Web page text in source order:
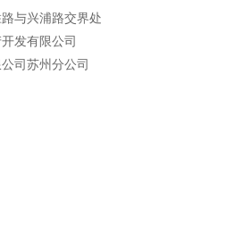
与兴浦路交界处
发有限公司
司苏州分公司